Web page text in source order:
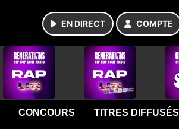
EN DIRECT COMPTE
CONCOURS TITRES DIFFUSÉS